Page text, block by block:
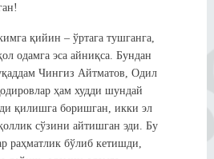
қийин – ўртага тушганга,
одамга эса айниқса. Бундан
Чингиз Айтматов, Одил
ҳам худди шундай
қилишга боришган, икки эл
сўзини айтишган эди. Бу
раҳматлик бўлиб кетишди,